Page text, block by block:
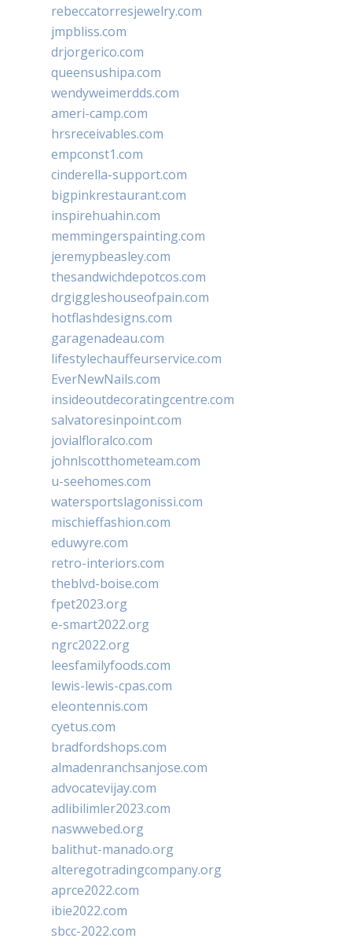
rebeccatorresjewelry.com
jmpbliss.com
drjorgerico.com
queensushipa.com
wendyweimerdds.com
ameri-camp.com
hrsreceivables.com
empconst1.com
cinderella-support.com
bigpinkrestaurant.com
inspirehuahin.com
memmingerspainting.com
jeremypbeasley.com
thesandwichdepotcos.com
drgiggleshouseofpain.com
hotflashdesigns.com
garagenadeau.com
lifestylechauffeurservice.com
EverNewNails.com
insideoutdecoratingcentre.com
salvatoresinpoint.com
jovialfloralco.com
johnlscotthometeam.com
u-seehomes.com
watersportslagonissi.com
mischieffashion.com
eduwyre.com
retro-interiors.com
theblvd-boise.com
fpet2023.org
e-smart2022.org
ngrc2022.org
leesfamilyfoods.com
lewis-lewis-cpas.com
eleontennis.com
cyetus.com
bradfordshops.com
almadenranchsanjose.com
advocatevijay.com
adlibilimler2023.com
naswwebed.org
balithut-manado.org
alteregotradingcompany.org
aprce2022.com
ibie2022.com
sbcc-2022.com